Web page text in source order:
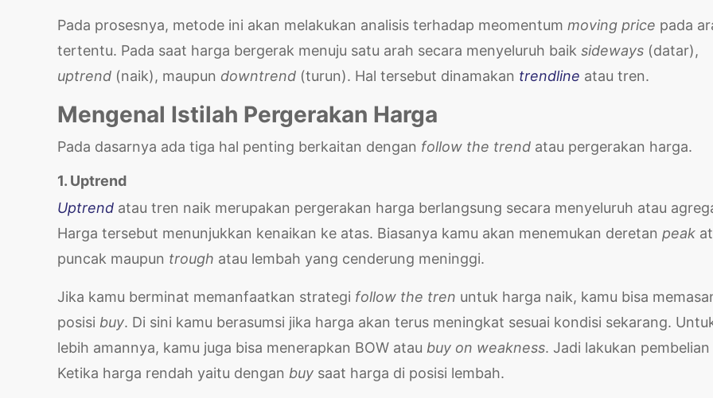
Pada prosesnya, metode ini akan melakukan analisis terhadap meomentum moving price pada
tertentu. Pada saat harga bergerak menuju satu arah secara menyeluruh baik sideways (datar),
uptrend (naik), maupun downtrend (turun). Hal tersebut dinamakan trendline atau tren.
Mengenal Istilah Pergerakan Harga
Pada dasarnya ada tiga hal penting berkaitan dengan follow the trend atau pergerakan harga.
1. Uptrend
Uptrend atau tren naik merupakan pergerakan harga berlangsung secara menyeluruh atau
Harga tersebut menunjukkan kenaikan ke atas. Biasanya kamu akan menemukan deretan peak
puncak maupun trough atau lembah yang cenderung meninggi.
Jika kamu berminat memanfaatkan strategi follow the tren untuk harga naik, kamu bisa
posisi buy. Di sini kamu berasumsi jika harga akan terus meningkat sesuai kondisi sekarang.
lebih amannya, kamu juga bisa menerapkan BOW atau buy on weakness. Jadi lakukan pembelian
Ketika harga rendah yaitu dengan buy saat harga di posisi lembah.